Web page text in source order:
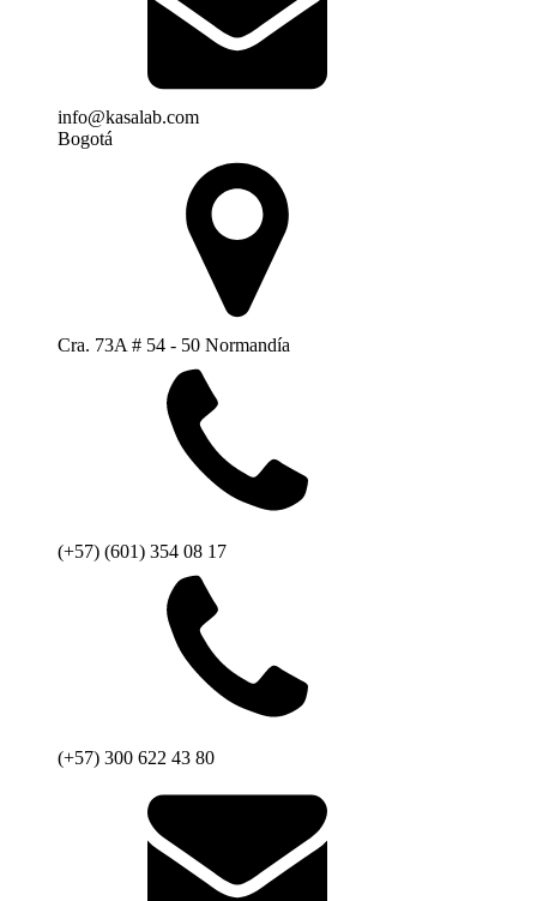
info@kasalab.com
Bogotá
Cra. 73A # 54 - 50 Normandía
(+57) (601) 354 08 17
(+57) 300 622 43 80